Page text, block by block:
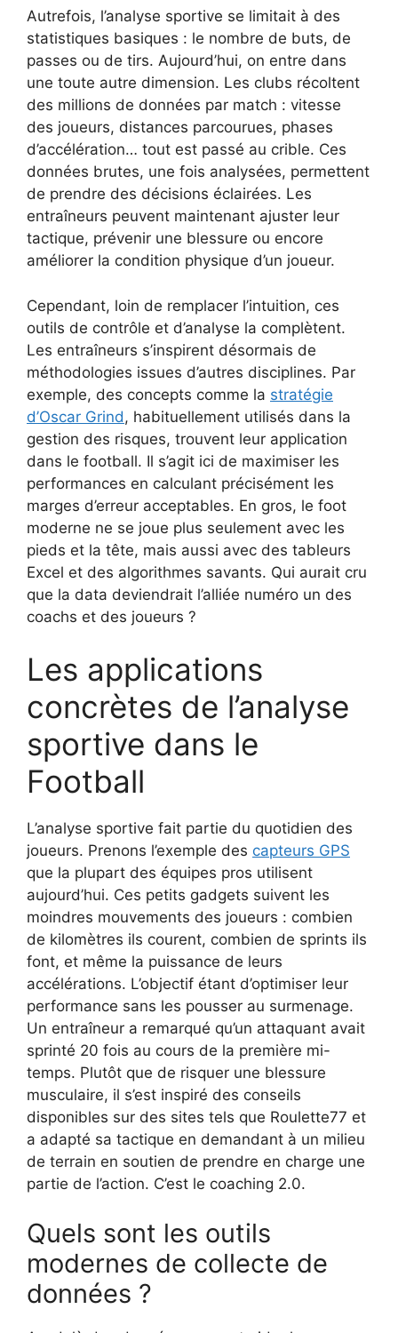
Autrefois, l’analyse sportive se limitait à des
statistiques basiques : le nombre de buts, de
passes ou de tirs. Aujourd’hui, on entre dans
une toute autre dimension. Les clubs récoltent
des millions de données par match : vitesse
des joueurs, distances parcourues, phases
d’accélération… tout est passé au crible. Ces
données brutes, une fois analysées, permettent
de prendre des décisions éclairées. Les
entraîneurs peuvent maintenant ajuster leur
tactique, prévenir une blessure ou encore
améliorer la condition physique d’un joueur.
Cependant, loin de remplacer l’intuition, ces
outils de contrôle et d’analyse la complètent.
Les entraîneurs s’inspirent désormais de
méthodologies issues d’autres disciplines. Par
exemple, des concepts comme la stratégie
d’Oscar Grind, habituellement utilisés dans la
gestion des risques, trouvent leur application
dans le football. Il s’agit ici de maximiser les
performances en calculant précisément les
marges d’erreur acceptables. En gros, le foot
moderne ne se joue plus seulement avec les
pieds et la tête, mais aussi avec des tableurs
Excel et des algorithmes savants. Qui aurait cru
que la data deviendrait l’alliée numéro un des
coachs et des joueurs ?
Les applications
concrètes de l’analyse
sportive dans le
Football
L’analyse sportive fait partie du quotidien des
joueurs. Prenons l’exemple des capteurs GPS
que la plupart des équipes pros utilisent
aujourd’hui. Ces petits gadgets suivent les
moindres mouvements des joueurs : combien
de kilomètres ils courent, combien de sprints ils
font, et même la puissance de leurs
accélérations. L’objectif étant d’optimiser leur
performance sans les pousser au surmenage.
Un entraîneur a remarqué qu’un attaquant avait
sprinté 20 fois au cours de la première mi-
temps. Plutôt que de risquer une blessure
musculaire, il s’est inspiré des conseils
disponibles sur des sites tels que Roulette77 et
a adapté sa tactique en demandant à un milieu
de terrain en soutien de prendre en charge une
partie de l’action. C’est le coaching 2.0.
Quels sont les outils
modernes de collecte de
données ?